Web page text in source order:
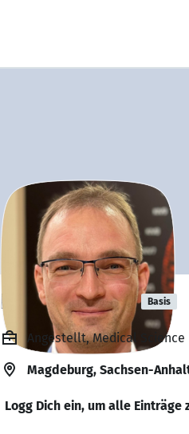
Daniel Seidel Basis
Angestellt, Medical Science
Magdeburg, Sachsen-
Logg Dich ein, um alle Einträge